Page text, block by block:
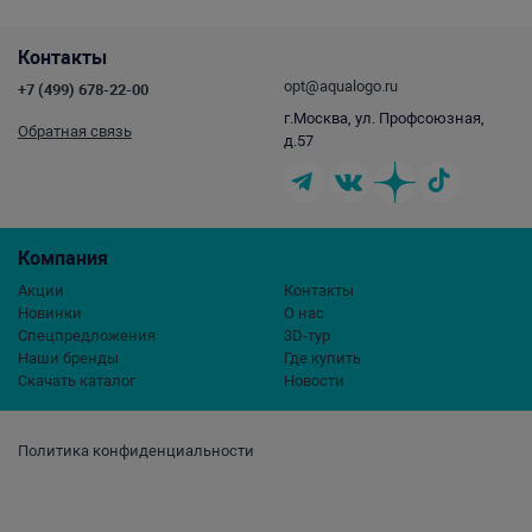
Политика конфиденциальности
Компания
Акции
Новинки
Спецпредложения
Наши бренды
Скачать каталог
Контакты
О нас
3D-тур
Где купить
Новости
Контакты
+7 (499) 678-22-00
Обратная связь
opt@aqualogo.ru
г.Москва, ул. Профсоюзная,
д.57